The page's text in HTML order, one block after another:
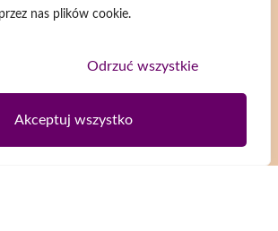
nas plików cookie.
Odrzuć wszystkie
Akceptuj wszystko